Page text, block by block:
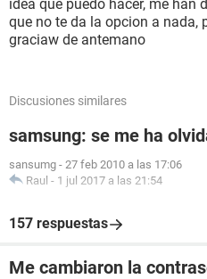
idea que puedo hacer, me han
que no te da la opcion a nada,
graciaw de antemano
Discusiones similares
samsung: se me ha
sansumg - 27 feb 2010 a las 17:06
Raul - 1 jul 2017 a las 21:54
157 respuestas
Me cambiaron la